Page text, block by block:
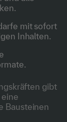
mit sofort
Inhalten.
gibt
Bausteinen